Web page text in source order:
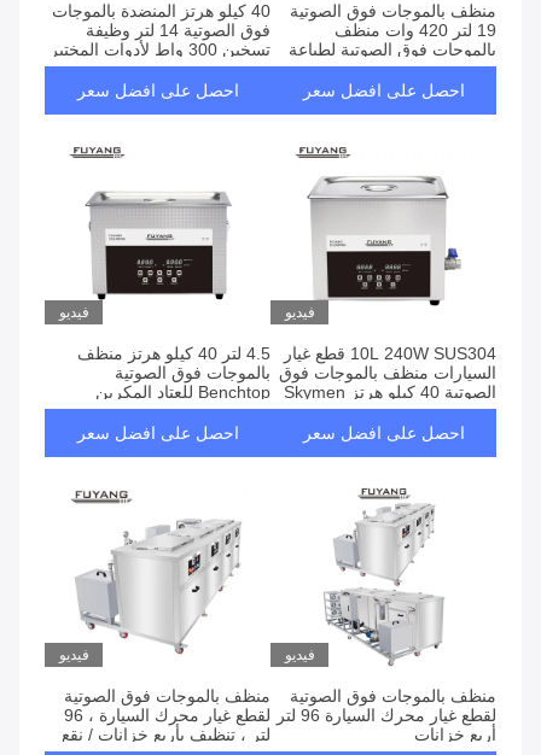
منظف ​​بالموجات فوق الصوتية
19 لتر 420 وات منظف
بالموجات فوق الصوتية لطباعة
استنسل الشاشة
احصل على افضل سعر
40 كيلو هرتز المنضدة بالموجات
فوق الصوتية 14 لتر وظيفة
تسخين 300 واط لأدوات المختبر
احصل على افضل سعر
فيديو
10L 240W SUS304 قطع غيار
السيارات منظف بالموجات فوق
الصوتية 40 كيلو هرتز Skymen
مع سخان الموقت
احصل على افضل سعر
فيديو
4.5 لتر 40 كيلو هرتز منظف
بالموجات فوق الصوتية
Benchtop للعتاد المكربن ​​
الصغيرة
احصل على افضل سعر
فيديو
منظف ​​بالموجات فوق الصوتية
لقطع غيار محرك السيارة 96 لتر
أربع خزانات
فيديو
منظف ​​بالموجات فوق الصوتية
لقطع غيار محرك السيارة ، 96
لتر ، تنظيف بأربع خزانات / نقع